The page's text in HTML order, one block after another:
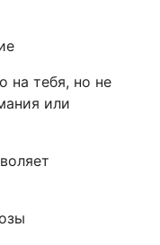
на тебя, но не
или